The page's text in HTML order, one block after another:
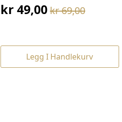
kr69,00
Opprinnelig
var:
kr 69,00.
kr 49,00
Nåværende
er:
kr 49,00.
Legg I Handlekurv